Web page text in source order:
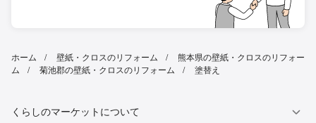
ホーム 壁紙・クロスのリフォーム
熊本県の壁紙・クロスのリフォー
ム
菊池郡の壁紙・クロスのリフォーム 塗替え
くらしのマーケットについて